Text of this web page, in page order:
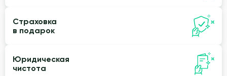
Страховка
в подарок
Юридическая
чистота